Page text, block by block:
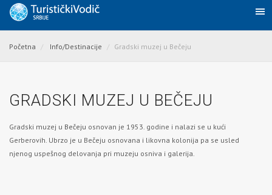
Početna Info/Destinacije Gradski muzej u Bečeju
GRADSKI MUZEJ U BEČEJU
Gradski muzej u Bečeju osnovan je 1953. godine i nalazi se u kući
Gerberovih. Ubrzo je u Bečeju osnovana i likovna kolonija pa se usled
njenog uspešnog delovanja pri muzeju osniva i galerija.